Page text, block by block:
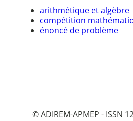
arithmétique et algèbre
compétition
énoncé de problème
© ADIREM-APMEP - ISSN